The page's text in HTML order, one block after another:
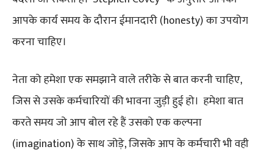
आपके कार्य समय के दौरान ईमानदारी (honesty) का उपयोग
करना चाहिए।
नेता को हमेशा एक समझाने वाले तरीके से बात करनी चाहिए,
जिस से उसके कर्मचारियों की भावना जुड़ी हुई हो। हमेशा बात
करते समय जो आप बोल रहे हैं उसको एक कल्पना
(imagination) के साथ जोड़े, जिसके आप के कर्मचारी भी वही